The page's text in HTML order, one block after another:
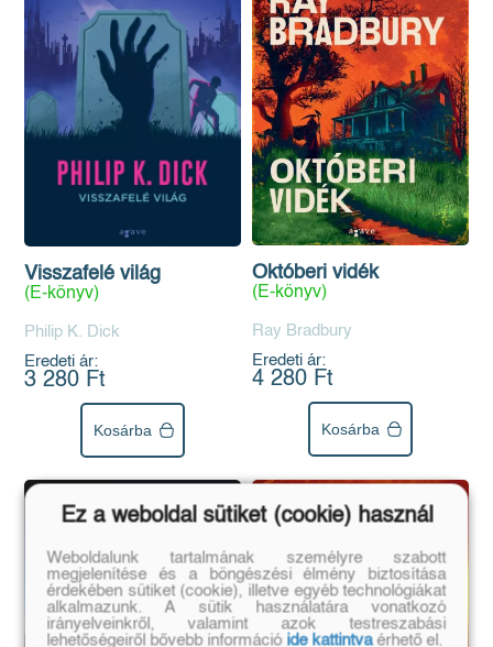
Visszafelé világ
(E-könyv)
Philip K. Dick
Eredeti ár:
3 280 Ft
Kosárba
Októberi vidék
(E-könyv)
Ray Bradbury
Eredeti ár:
4 280 Ft
Kosárba
Ez a weboldal sütiket (cookie) használ
Weboldalunk tartalmának személyre szabott
megjelenítése és a böngészési élmény biztosítása
érdekében sütiket (cookie), illetve egyéb technológiákat
alkalmazunk. A sütik használatára vonatkozó
irányelveinkről, valamint azok testreszabási
lehetőségeiről bővebb információ ide kattintvaérhető el.